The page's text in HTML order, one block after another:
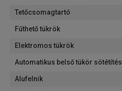
Tetőcsomagtartó
Fűthető tükrök
Elektromos tükrök
Automatikus belső tükör sötétítés
Alufelnik